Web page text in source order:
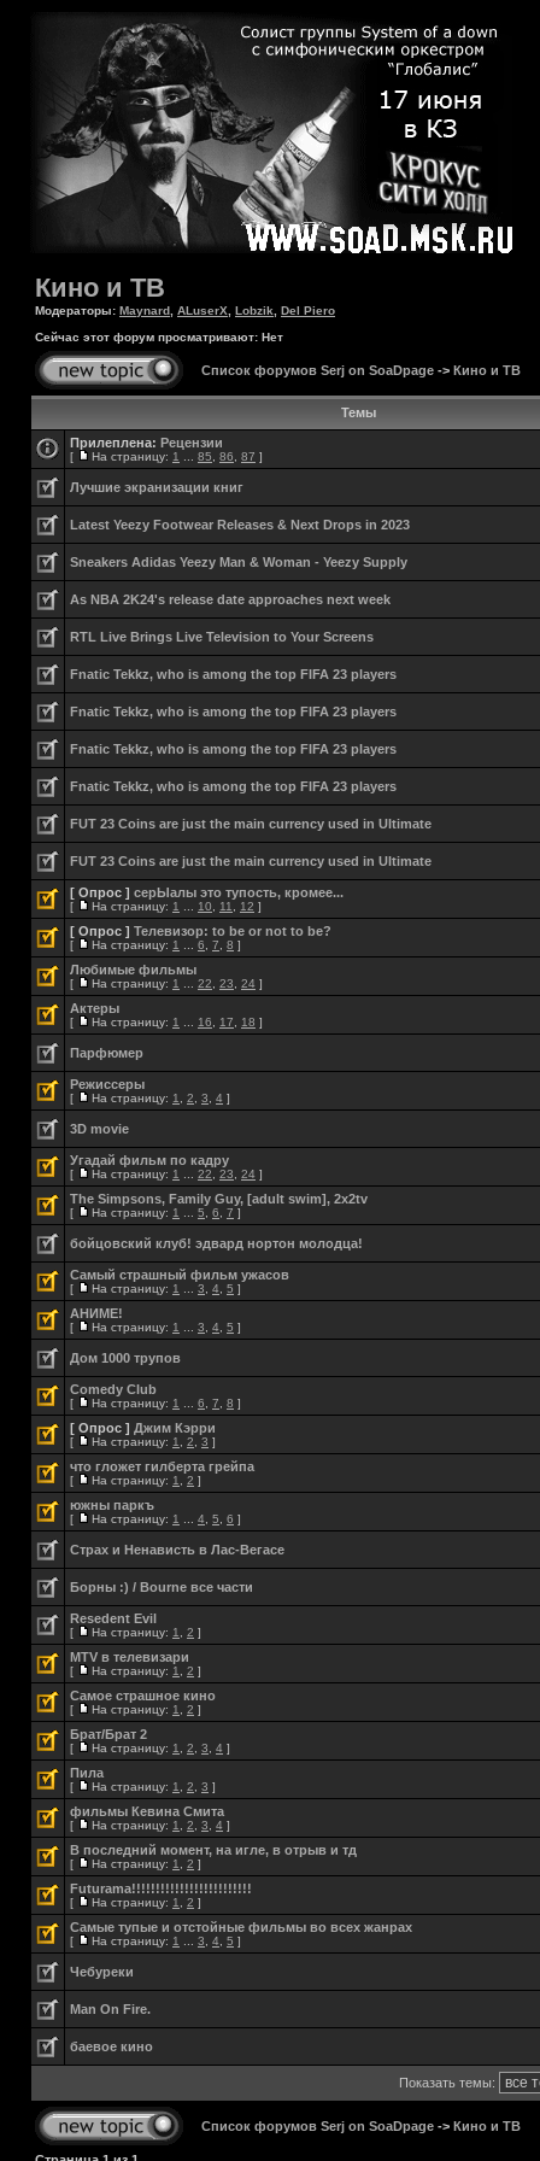
Кино и ТВ
Модераторы: Maynard ALuserX Lobzik
Del Piero
Сейчас этот форум просматривают: Нет
Список форумов Serj on SoaDpage -> Кино и ТВ
Темы
Прилеплена: Рецензии
[ На страницу: 1 85 86 87 ]
Лучшие экранизации книг
Latest Yeezy Footwear Releases & Next Drops in 2023
Sneakers Adidas Yeezy Man & Woman - Yeezy Supply
As NBA 2K24's release date approaches next week
RTL Live Brings Live Television to Your Screens
Fnatic Tekkz, who is among the top FIFA 23 players
Fnatic Tekkz, who is among the top FIFA 23 players
Fnatic Tekkz, who is among the top FIFA 23 players
Fnatic Tekkz, who is among the top FIFA 23 players
FUT 23 Coins are just the main currency used in Ultimate
FUT 23 Coins are just the main currency used in Ultimate
[ Опрос ] серЫалы это тупость, кромее...
[ На страницу: 1 10 11 12 ]
[ Опрос ] Телевизор: to be or not to be?
[ На страницу: 1 6 7 8 ]
Любимые фильмы
[ На страницу: 1 22 23 24 ]
Актеры
[ На страницу: 1 16 17 18 ]
Парфюмер
Режиссеры
[ На страницу: 1 2 3 4 ]
3D movie
Угадай фильм по кадру
[ На страницу: 1 22 23 24 ]
The Simpsons, Family Guy, [adult swim], 2x2tv
[ На страницу: 1 5 6 7 ]
бойцовский клуб! эдвард нортон молодца!
Самый страшный фильм ужасов
[ На страницу: 1 3 4 5 ]
АНИМЕ!
[ На страницу: 1 3 4 5 ]
Дом 1000 трупов
Comedy Club
[ На страницу: 1 6 7 8 ]
[ Опрос ] Джим Кэрри
[ На страницу: 1 2 3 ]
что гложет гилберта грейпа
[ На страницу: 1 2 ]
южны паркъ
[ На страницу: 1 4 5 6 ]
Страх и Ненависть в Лас-Вегасе
Борны :) / Bourne все части
Resedent Evil
[ На страницу: 1 2 ]
MTV в телевизари
[ На страницу: 1 2 ]
Самое страшное кино
[ На страницу: 1 2 ]
Брат/Брат 2
[ На страницу: 1 2 3 4 ]
Пила
[ На страницу: 1 2 3 ]
фильмы Кевина Смита
[ На страницу: 1 2 3 4 ]
В последний момент, на игле, в отрыв и тд
[ На страницу: 1 2 ]
Futurama!!!!!!!!!!!!!!!!!!!!!!!!!
[ На страницу: 1 2 ]
Самые тупые и отстойные фильмы во всех жанрах
[ На страницу: 1 3 4 5 ]
Чебуреки
Man On Fire.
баевое кино
Показать темы:
Список форумов Serj on SoaDpage -> Кино и ТВ